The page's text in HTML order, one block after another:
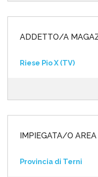
ADDETTO/A
Riese Pio X (TV)
IMPIEGATA/O
Provincia di Terni